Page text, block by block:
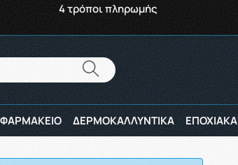
4 τρόποι πληρωμής
ΦΑΡΜΑΚΕΙΟ ΔΕΡΜΟΚΑΛΛΥΝΤΙΚΑ ΕΠΟΧΙΑΚΑ